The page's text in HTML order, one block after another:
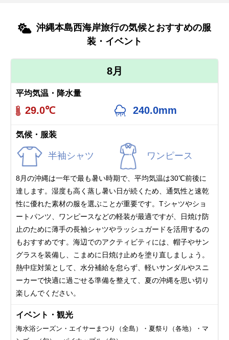
沖縄本島西海岸旅行の気候とおすすめの服
装・イベント
8月
平均気温・降水量
29.0℃ 240.0mm
気候・服装
半袖シャツ ワンピース
8月の沖縄は一年で最も暑い時期で、平均気温は30℃前後に
達します。湿度も高く蒸し暑い日が続くため、通気性と速乾
性に優れた素材の服を選ぶことが重要です。Tシャツやショ
ートパンツ、ワンピースなどの軽装が最適ですが、日焼け防
止のために薄手の長袖シャツやラッシュガードを活用するの
もおすすめです。海辺でのアクティビティには、帽子やサン
グラスを装備し、こまめに日焼け止めを塗り直しましょう。
熱中症対策として、水分補給を怠らず、軽いサンダルやスニ
ーカーで快適に過ごせる準備を整えて、夏の沖縄を思い切り
楽しんでください。
イベント・観光
海水浴シーズン・エイサーまつり（全島）・夏祭り（各地）・マ